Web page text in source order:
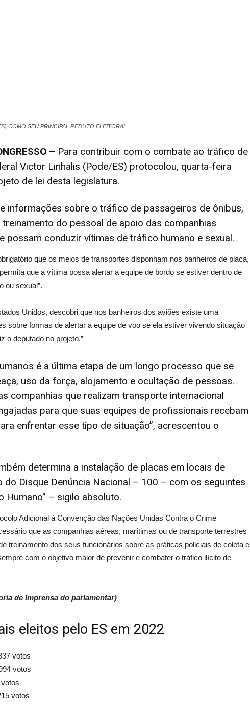
COMO SEU PRINCIPAL REDUTO ELEITORAL
– Para contribuir com o combate ao tráfico de
Victor Linhalis (Pode/ES) protocolou, quarta-feira
de lei desta legislatura.
informações sobre o tráfico de passageiros de ônibus,
do pessoal de apoio das companhias
possam conduzir vítimas de tráfico humano e sexual.
que os meios de transportes disponham nos banheiros de placa,
que a vítima possa alertar a equipe de bordo se estiver dentro de
ou sexual”.
Unidos, descobri que nos banheiros dos aviões existe uma
sobre formas de alertar a equipe de voo se ela estiver vivendo situação
o deputado no projeto.”
é a última etapa de um longo processo que se
uso da força, alojamento e ocultação de pessoas.
companhias que realizam transporte internacional
para que suas equipes de profissionais recebam
enfrentar esse tipo de situação”, acrescentou o
determina a instalação de placas em locais de
do Disque Denúncia Nacional – 100 – com os seguintes
Humano” – sigilo absoluto.
Adicional à Convenção das Nações Unidas Contra o Crime
que as companhias aéreas, marítimas ou de transporte terrestres
treinamento dos seus funcionários sobre as práticas policiais de coleta e
com o objetivo maior de prevenir e combater o tráfico ilícito de
de Imprensa do parlamentar)
eleitos pelo ES em 2022
votos
votos
votos